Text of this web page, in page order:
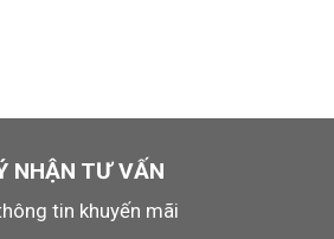
NHẬN TƯ VẤN
tin khuyến mãi